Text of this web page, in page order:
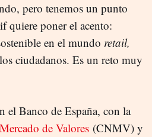
pero tenemos un punto
quiere poner el acento:
en el mundo retail,
ciudadanos. Es un reto muy
el Banco de España, con la
de Valores (CNMV) y